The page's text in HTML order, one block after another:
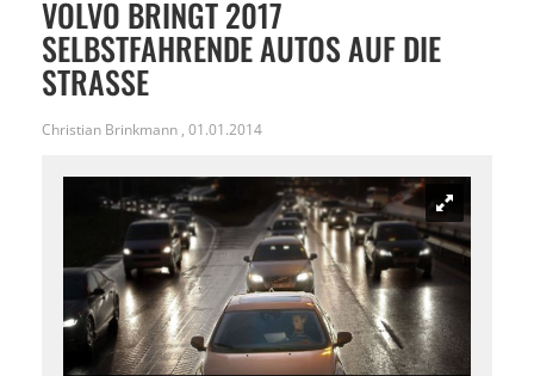
VOLVO BRINGT 2017
SELBSTFAHRENDE AUTOS AUF DIE
STRASSE
Christian Brinkmann , 01.01.2014